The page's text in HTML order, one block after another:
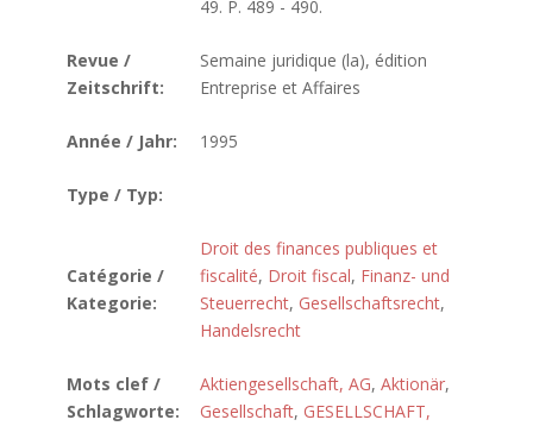
49. P. 489 - 490.
Revue /
Zeitschrift:
Semaine juridique (la), édition
Entreprise et Affaires
Année / Jahr: 1995
Type / Typ:
Catégorie /
Kategorie:
Droit des finances publiques et
fiscalité, Droit fiscal, Finanz- und
Steuerrecht, Gesellschaftsrecht,
Handelsrecht
Mots clef /
Schlagworte:
Aktiengesellschaft, AG, Aktionär,
Gesellschaft, GESELLSCHAFT,